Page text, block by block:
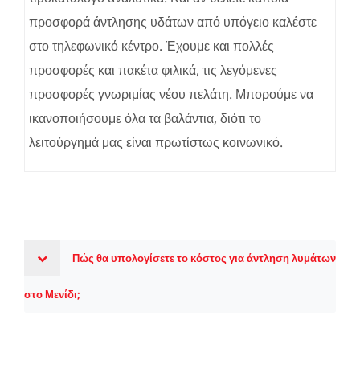
προσφορά άντλησης υδάτων από υπόγειο καλέστε
στο τηλεφωνικό κέντρο. Έχουμε και πολλές
προσφορές και πακέτα φιλικά, τις λεγόμενες
προσφορές γνωριμίας νέου πελάτη. Μπορούμε να
ικανοποιήσουμε όλα τα βαλάντια, διότι το
λειτούργημά μας είναι πρωτίστως κοινωνικό.
Πώς θα υπολογίσετε το κόστος για άντληση λυμάτων
στο Μενίδι;